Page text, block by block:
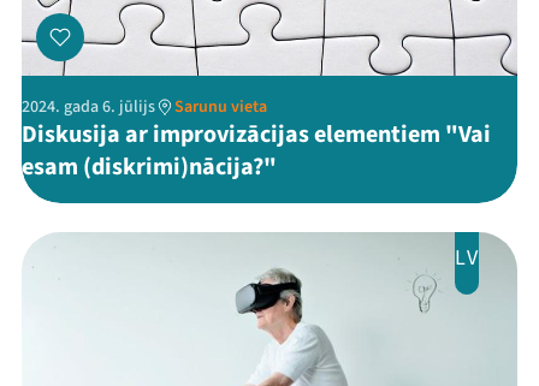
2024. gada 6. jūlijs Sarunu vieta
Diskusija ar improvizācijas elementiem "Vai
esam (diskrimi)nācija?"
LV